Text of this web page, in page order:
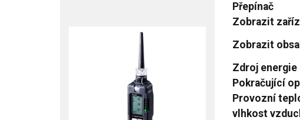
Přepínač
Zobrazit
Zobrazit
Zdroj energie
Pokračující
Provozní
vlhkost